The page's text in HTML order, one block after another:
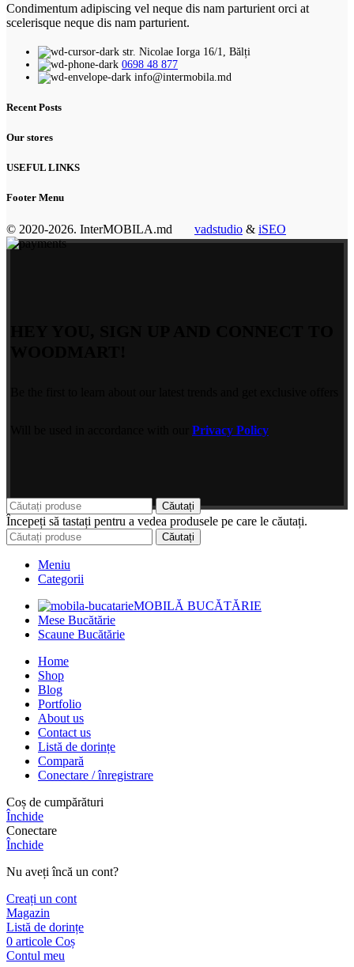
Condimentum adipiscing vel neque dis nam parturient orci at
scelerisque neque dis nam parturient.
str. Nicolae Iorga 16/1, Bălți
0698 48 877
info@intermobila.md
Recent Posts
Our stores
USEFUL LINKS
Footer Menu
© 2020-2026. InterMOBILA.md vadstudio & iSEO
Privacy Policy
Căutați
Începeți să tastați pentru a vedea produsele pe care le căutați.
Căutați
Meniu
Categorii
MOBILĂ BUCĂTĂRIE
Mese Bucătărie
Scaune Bucătărie
Home
Shop
Blog
Portfolio
About us
Contact us
Listă de dorințe
Compară
Conectare / înregistrare
Coș de cumpărături
Închide
Conectare
Închide
Nu aveți încă un cont?
Creați un cont
Magazin
Listă de dorințe
0 articole Coș
Contul meu